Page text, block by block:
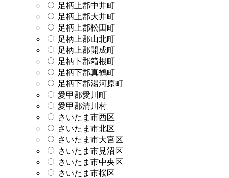
足柄上郡中井町
足柄上郡大井町
足柄上郡松田町
足柄上郡山北町
足柄上郡開成町
足柄下郡箱根町
足柄下郡真鶴町
足柄下郡湯河原町
愛甲郡愛川町
愛甲郡清川村
さいたま市西区
さいたま市北区
さいたま市大宮区
さいたま市見沼区
さいたま市中央区
さいたま市桜区